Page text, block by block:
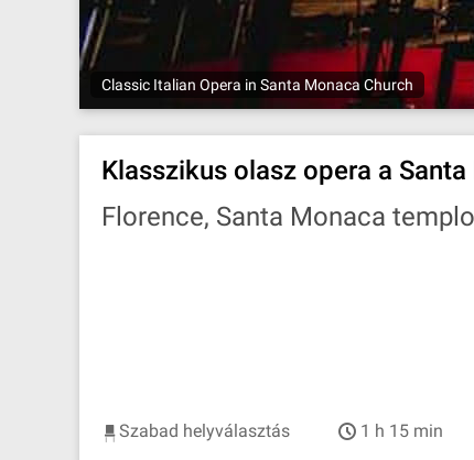
Classic Italian Opera in Santa Monaca Church
Klasszikus olasz opera a
Florence, Santa Monaca
Szabad helyválasztás 1 h 15 min